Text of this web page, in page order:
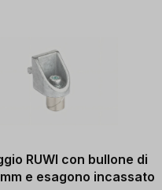
RUWI con bullone di
e esagono incassato